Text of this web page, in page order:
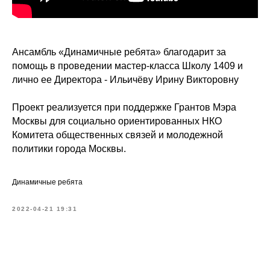
Ансамбль «Динамичные ребята» благодарит за
помощь в проведении мастер-класса Школу 1409 и
лично ее Директора - Ильичёву Ирину Викторовну
Проект реализуется при поддержке Грантов Мэра
Москвы для социально ориентированных НКО
Комитета общественных связей и молодежной
политики города Москвы.
Динамичные ребята
2022-04-21 19:31